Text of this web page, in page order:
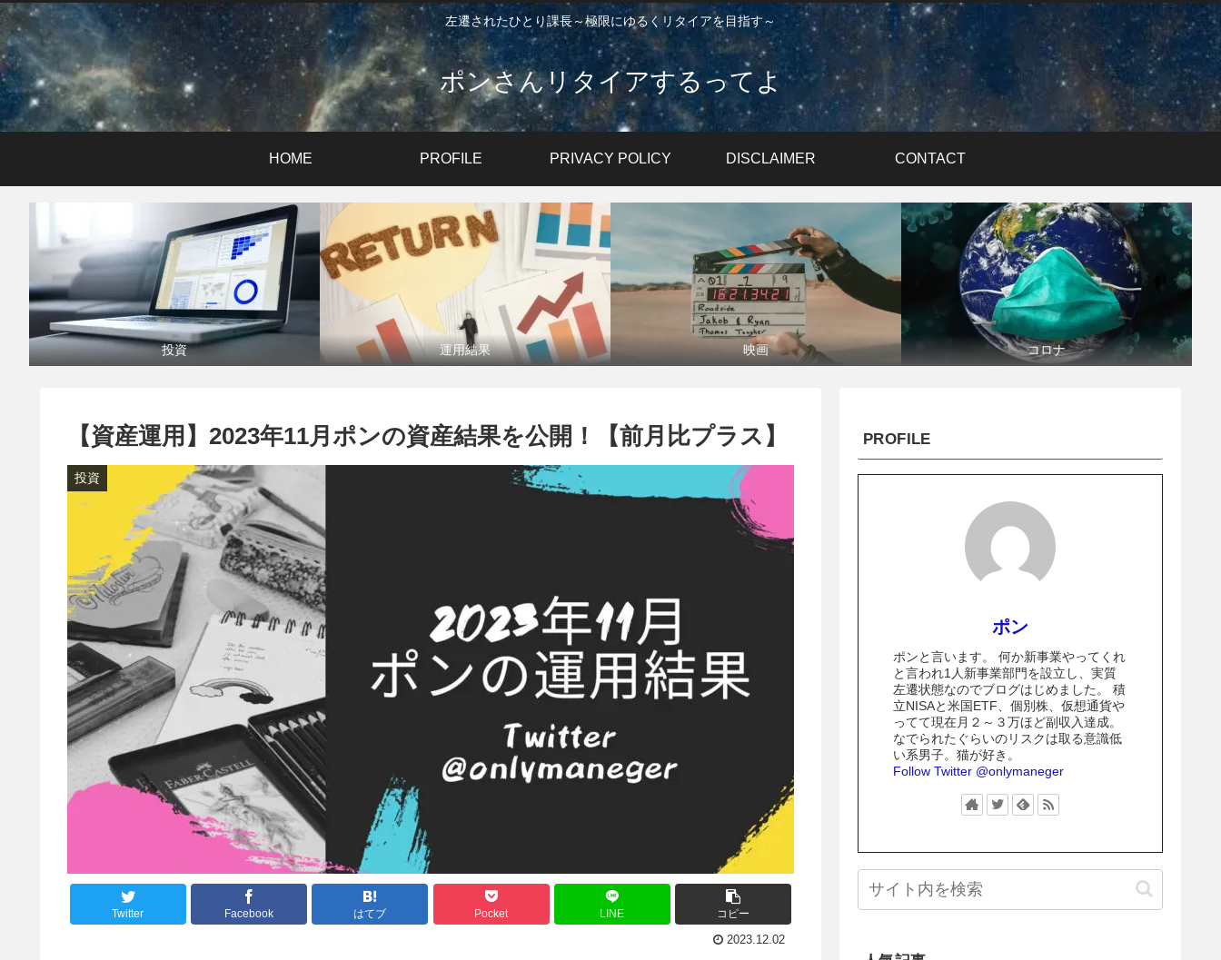
左遷されたひとり課長～極限にゆるくリタイアを目指す～
ポンさんリタイアするってよ
HOME PROFILE PRIVACY POLICY DISCLAIMER CONTACT
投資 運用結果 映画 コロナ
【資産運用】2023年11月ポンの資産結果を公開！【前月比プラス】
投資
Twitter Facebook はてブ Pocket LINE コピー
2023.12.02
PROFILE
ポン
ポンと言います。 何か新事業やってくれ
と言われ1人新事業部門を設立し、実質
左遷状態なのでブログはじめました。 積
立NISAと米国ETF、個別株、仮想通貨や
ってて現在月２～３万ほど副収入達成。
なでられたぐらいのリスクは取る意識低
い系男子。猫が好き。
Follow Twitter @onlymaneger